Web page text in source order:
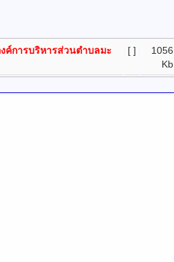
ค์การบริหารส่วนตำบลมะ
[ ]
1056
Kb